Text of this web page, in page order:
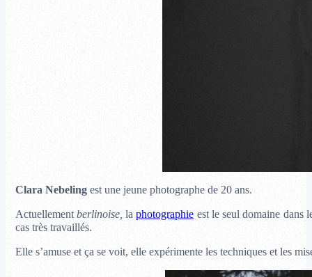
Clara Nebelingest une jeune photographe de 20 ans.
Actuellementberlinoise, laphotographie est le seul domaine dans
cas très travaillés.
Elle s’amuse et ça se voit, elle expérimente les techniques et les